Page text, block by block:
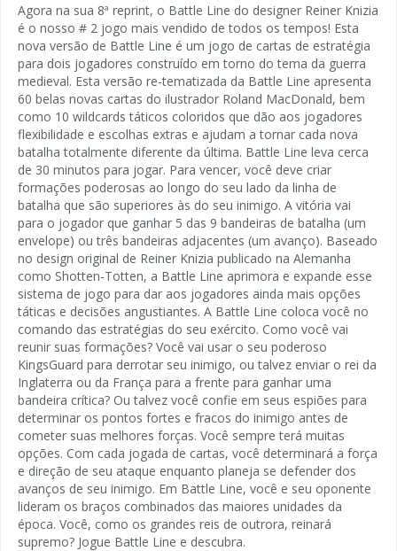
Agora na sua 8ª reprint, o Battle Line do designer Reiner Knizia
é o nosso # 2 jogo mais vendido de todos os tempos! Esta
nova versão de Battle Line é um jogo de cartas de estratégia
para dois jogadores construído em torno do tema da guerra
medieval. Esta versão re-tematizada da Battle Line apresenta
60 belas novas cartas do ilustrador Roland MacDonald, bem
como 10 wildcards táticos coloridos que dão aos jogadores
flexibilidade e escolhas extras e ajudam a tornar cada nova
batalha totalmente diferente da última. Battle Line leva cerca
de 30 minutos para jogar. Para vencer, você deve criar
formações poderosas ao longo do seu lado da linha de
batalha que são superiores às do seu inimigo. A vitória vai
para o jogador que ganhar 5 das 9 bandeiras de batalha (um
envelope) ou três bandeiras adjacentes (um avanço). Baseado
no design original de Reiner Knizia publicado na Alemanha
como Shotten-Totten, a Battle Line aprimora e expande esse
sistema de jogo para dar aos jogadores ainda mais opções
táticas e decisões angustiantes. A Battle Line coloca você no
comando das estratégias do seu exército. Como você vai
reunir suas formações? Você vai usar o seu poderoso
KingsGuard para derrotar seu inimigo, ou talvez enviar o rei da
Inglaterra ou da França para a frente para ganhar uma
bandeira crítica? Ou talvez você confie em seus espiões para
determinar os pontos fortes e fracos do inimigo antes de
cometer suas melhores forças. Você sempre terá muitas
opções. Com cada jogada de cartas, você determinará a força
e direção de seu ataque enquanto planeja se defender dos
avanços de seu inimigo. Em Battle Line, você e seu oponente
lideram os braços combinados das maiores unidades da
época. Você, como os grandes reis de outrora, reinará
supremo? Jogue Battle Line e descubra.